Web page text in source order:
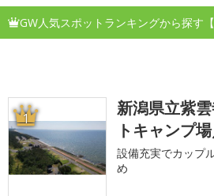
GW人気スポットランキングから探す【
1
新潟県立紫
トキャンプ
設備充実でカップ
め